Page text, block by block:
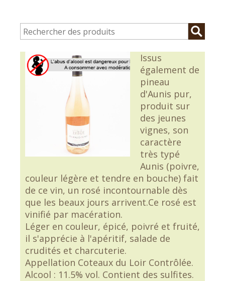
Issus
également de
pineau
d'Aunis pur,
produit sur
des jeunes
vignes, son
caractère
très typé
Aunis (poivre,
couleur légère et tendre en bouche) fait
de ce vin, un rosé incontournable dès
que les beaux jours arrivent.Ce rosé est
vinifié par macération.
Léger en couleur, épicé, poivré et fruité,
il s'apprécie à l'apéritif, salade de
crudités et charcuterie.
Appellation Coteaux du Loir Contrôlée.
Alcool : 11.5% vol. Contient des sulfites.